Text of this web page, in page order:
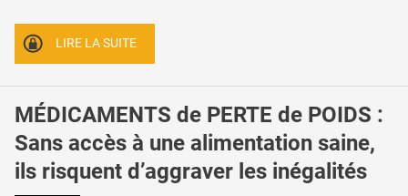
LIRE LA SUITE
MÉDICAMENTS de PERTE de POIDS :
Sans accès à une alimentation saine,
ils risquent d’aggraver les inégalités